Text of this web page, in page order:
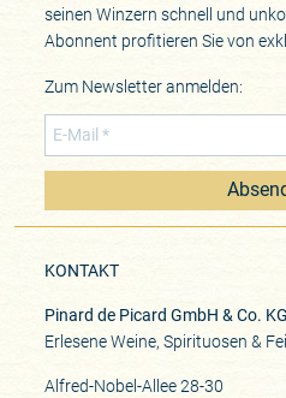
seinen Winzern schnell und
Abonnent profitieren Sie von
Zum Newsletter anmelden:
KONTAKT
Pinard de Picard GmbH & Co. KG
Erlesene Weine, Spirituosen &
Alfred-Nobel-Allee 28-30